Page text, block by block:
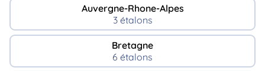
Auvergne-Rhone-Alpes
3 étalons
Bretagne
6 étalons